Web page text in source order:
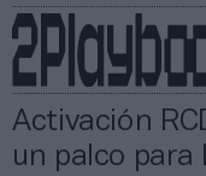
Activación
un palco para